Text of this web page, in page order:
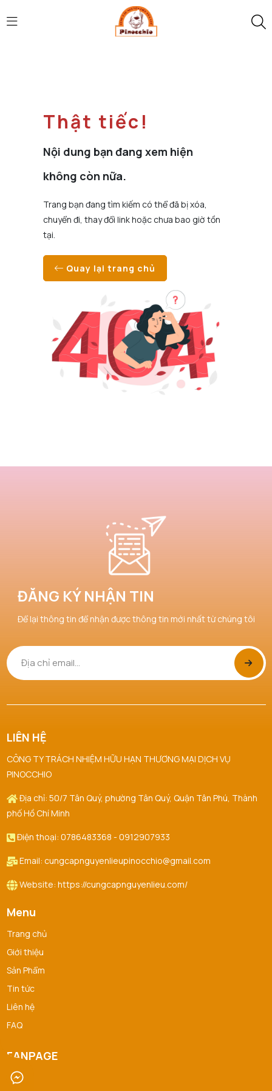
Thật tiếc!
Nội dung bạn đang xem hiện
không còn nữa.
Trang bạn đang tìm kiếm có thể đã bị xóa,
chuyển đi, thay đổi link hoặc chưa bao giờ tồn
tại.
Quay lại trang chủ
ĐĂNG KÝ NHẬN TIN
Để lại thông tin để nhận được thông tin mới nhất từ chúng tôi
LIÊN HỆ
CÔNG TY TRÁCH NHIỆM HỮU HẠN THƯƠNG MẠI DỊCH VỤ
PINOCCHIO
Địa chỉ: 50/7 Tân Quý, phường Tân Quý, Quận Tân Phú, Thành
phố Hồ Chí Minh
Điện thoại: 0786483368 - 0912907933
Email: cungcapnguyenlieupinocchio@gmail.com
Website: https://cungcapnguyenlieu.com/
Menu
Trang chủ
Giới thiệu
Sản Phẩm
Tin tức
Liên hệ
FAQ
FANPAGE